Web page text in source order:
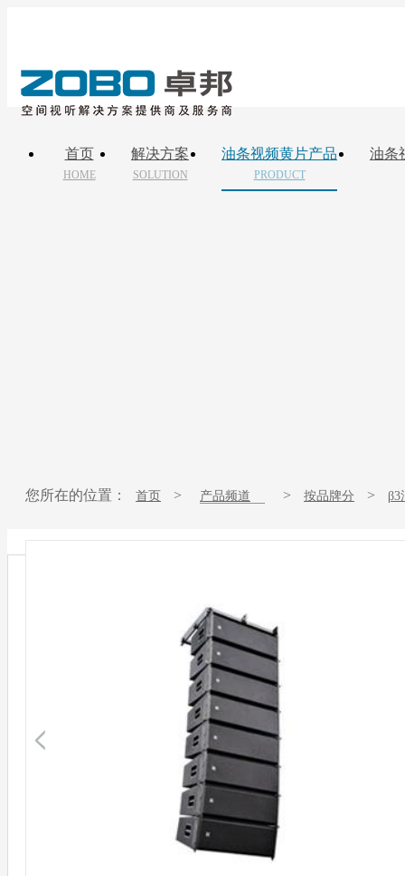
首页
HOME
解决方案
SOLUTION
油条视频黄片产品
PRODUCT
油条
您所在的位置： 首页 > 产品频道 > 按品牌分 > β3
SFA121外置2分频双12英寸防水全频线性阵列扬声器